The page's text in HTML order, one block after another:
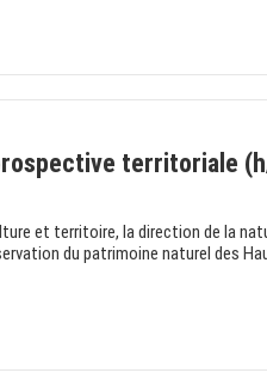
territoriale
et territoire, la direction de la
du patrimoine naturel des